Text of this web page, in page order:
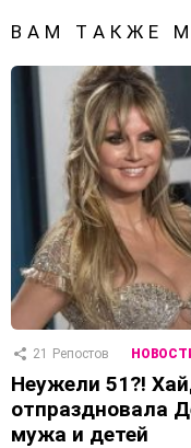
ВАМ ТАКЖЕ
21 Репостов
Неужели 51?!
отпраздновала
мужа и детей